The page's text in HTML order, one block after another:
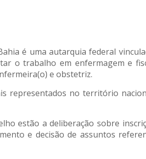
é uma autarquia federal
o trabalho em enfermagem e
e obstetriz.
representados no território
estão a deliberação sobre
e decisão de assuntos